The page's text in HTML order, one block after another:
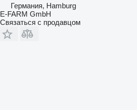
Германия, Hamburg
E-FARM GmbH
Связаться с продавцом